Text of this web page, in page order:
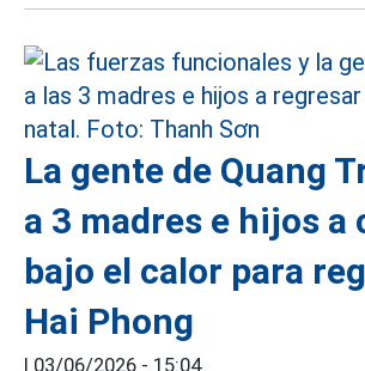
La gente de Quang
a 3 madres e hijos a
bajo el calor para
Hai Phong
| 03/06/2026 - 15:04